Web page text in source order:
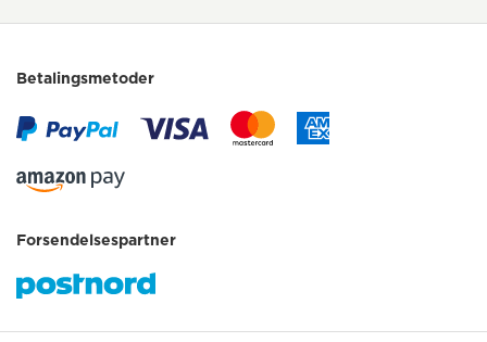
Betalingsmetoder
Forsendelsespartner